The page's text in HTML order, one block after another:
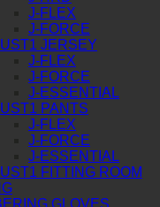
J-FLEX
J-FORCE
JERSEY
J-FLEX
J-FORCE
J-ESSENTIAL
PANTS
J-FLEX
J-FORCE
J-ESSENTIAL
FITTING ROOM
GLOVES